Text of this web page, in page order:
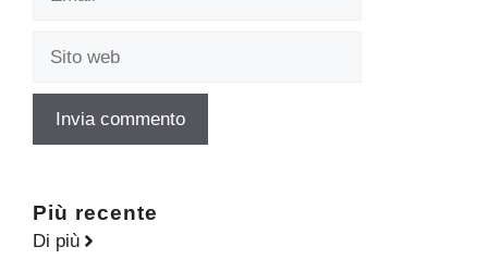
Più recente
Di più